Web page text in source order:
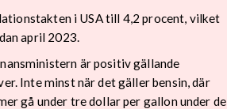
i USA till 4,2 procent, vilket
april 2023.
är positiv gällande
Inte minst när det gäller bensin, där
gå under tre dollar per gallon under de